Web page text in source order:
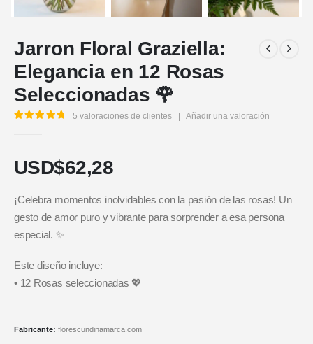
Jarron Floral Graziella:
Elegancia en 12 Rosas
Seleccionadas 🌹
5 valoraciones de clientes Añadir una valoración
USD$62,28
¡Celebra momentos inolvidables con la pasión de las rosas! Un
gesto de amor puro y vibrante para sorprender a esa persona
especial. ✨
Este diseño incluye:
• 12 Rosas seleccionadas 💖
Fabricante: florescundinamarca.com